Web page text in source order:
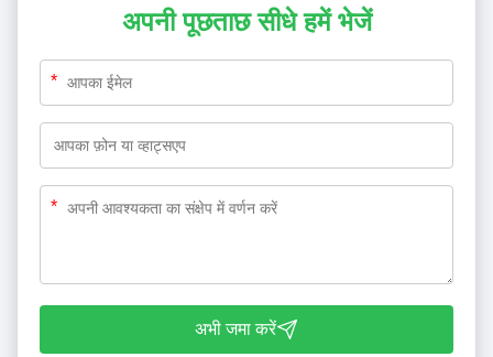
अपनी पूछताछ सीधे हमें भेजें
*
*
अभी जमा करें